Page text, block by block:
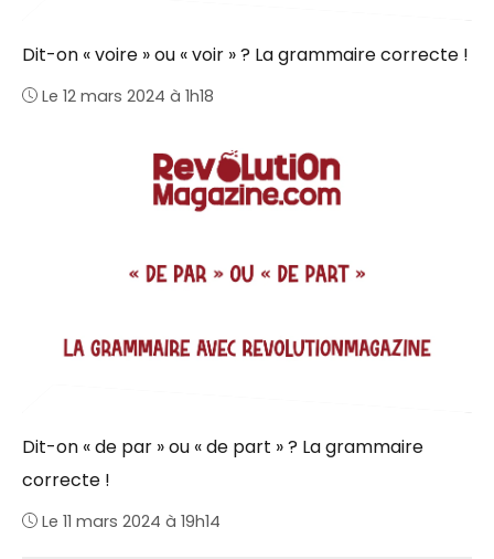
Dit-on « voire » ou « voir » ? La grammaire correcte !
Le 12 mars 2024 à 1h18
Dit-on « de par » ou « de part » ? La grammaire
correcte !
Le 11 mars 2024 à 19h14